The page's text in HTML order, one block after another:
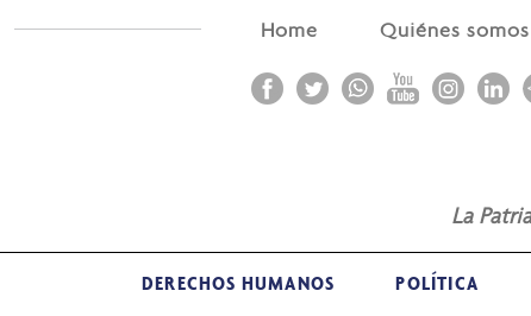
Home Quiénes somos
La
DERECHOS HUMANOS POLÍTICA